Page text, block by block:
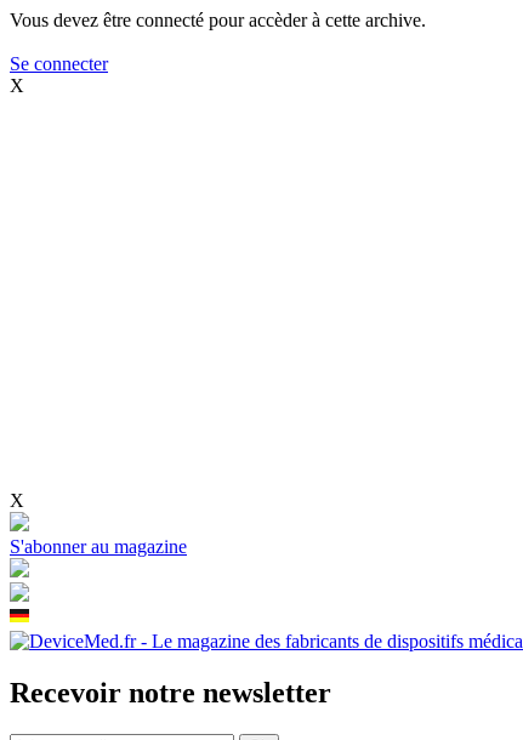
Vous devez être connecté pour accèder à cette archive.
Se connecter
X
X
S'abonner au magazine
Recevoir notre newsletter